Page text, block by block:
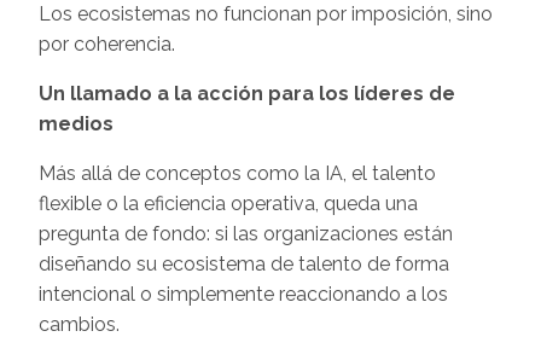
Los ecosistemas no funcionan por imposición, sino
por coherencia.
Un llamado a la acción para los líderes de
medios
Más allá de conceptos como la IA, el talento
flexible o la eficiencia operativa, queda una
pregunta de fondo: si las organizaciones están
diseñando su ecosistema de talento de forma
intencional o simplemente reaccionando a los
cambios.